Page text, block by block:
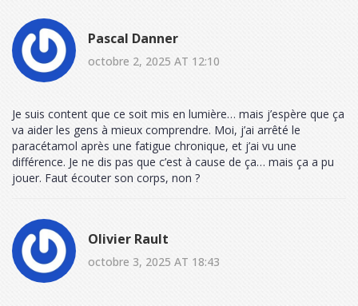
Pascal Danner
octobre 2, 2025 AT 12:10
Je suis content que ce soit mis en lumière… mais j’espère que ça
va aider les gens à mieux comprendre. Moi, j’ai arrêté le
paracétamol après une fatigue chronique, et j’ai vu une
différence. Je ne dis pas que c’est à cause de ça… mais ça a pu
jouer. Faut écouter son corps, non ?
Olivier Rault
octobre 3, 2025 AT 18:43